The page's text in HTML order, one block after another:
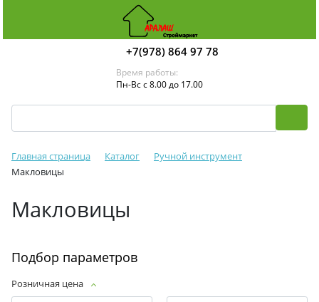
+7(978) 864 97 78
Время работы:
Пн-Вс с 8.00 до 17.00
Главная страница Каталог
Ручной инструмент
Макловицы
Макловицы
Подбор параметров
Розничная цена